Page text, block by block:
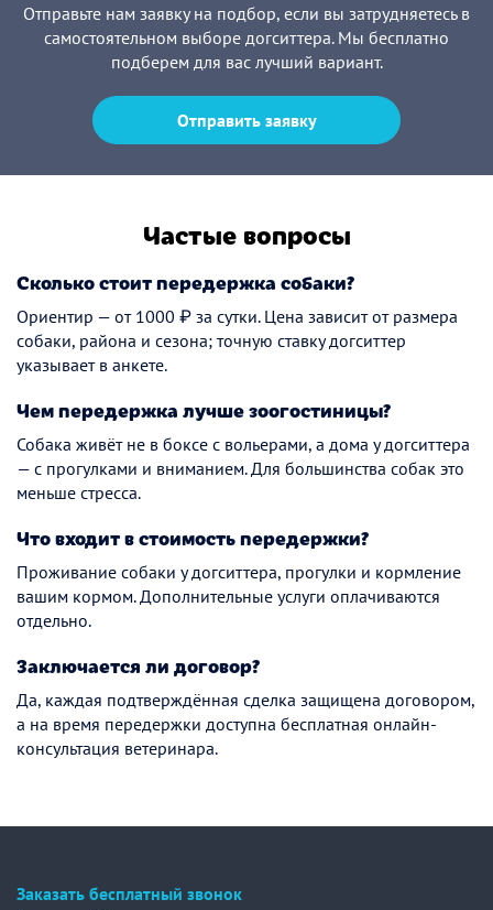
Отправьте нам заявку на подбор, если вы затрудняетесь в
самостоятельном выборе догситтера. Мы бесплатно
подберем для вас лучший вариант.
Отправить заявку
Частые вопросы
Сколько стоит передержка собаки?
Ориентир — от 1000 ₽ за сутки. Цена зависит от размера
собаки, района и сезона; точную ставку догситтер
указывает в анкете.
Чем передержка лучше зоогостиницы?
Собака живёт не в боксе с вольерами, а дома у догситтера
— с прогулками и вниманием. Для большинства собак это
меньше стресса.
Что входит в стоимость передержки?
Проживание собаки у догситтера, прогулки и кормление
вашим кормом. Дополнительные услуги оплачиваются
отдельно.
Заключается ли договор?
Да, каждая подтверждённая сделка защищена договором,
а на время передержки доступна бесплатная онлайн-
консультация ветеринара.
Заказать бесплатный звонок